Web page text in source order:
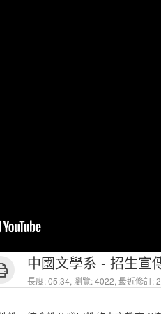
中國文學系 - 招生宣
長度: 05:34,瀏覽: 4022,最近修訂: